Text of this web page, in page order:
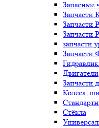
Запасные
Запчасти
Запчасти
Запчасти
запчасти
Запчасти
Двигатели
Запчасти
Колёса,
Стёкла